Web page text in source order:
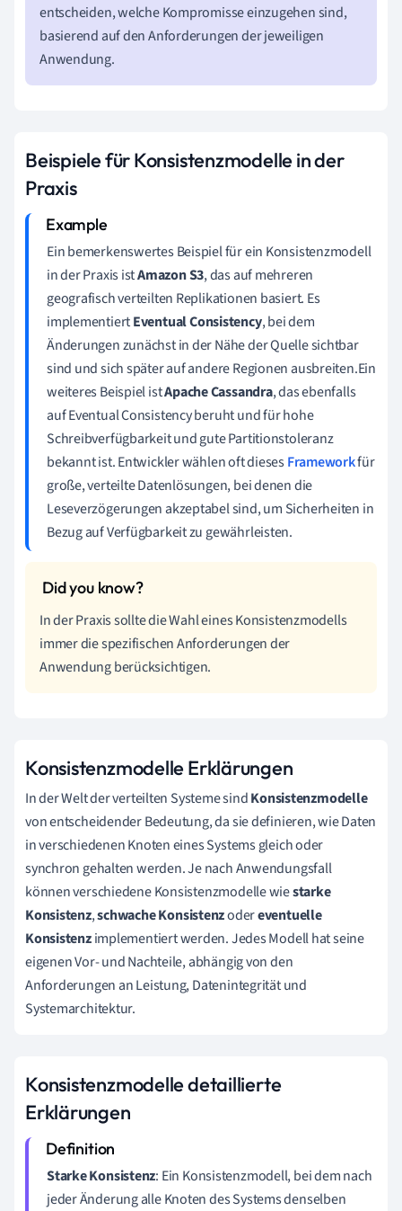
entscheiden, welche Kompromisse einzugehen sind,
basierend auf den Anforderungen der jeweiligen
Anwendung.
Beispiele für Konsistenzmodelle in der
Praxis
Ein bemerkenswertes Beispiel für ein Konsistenzmodell
in der Praxis istAmazon S3, das auf mehreren
geografisch verteilten Replikationen basiert. Es
implementiertEventual Consistency, bei dem
Änderungen zunächst in der Nähe der Quelle sichtbar
sind und sich später auf andere Regionen ausbreiten.Ein
weiteres Beispiel istApache Cassandra, das ebenfalls
auf Eventual Consistency beruht und für hohe
Schreibverfügbarkeit und gute Partitionstoleranz
bekannt ist. Entwickler wählen oft diesesFrameworkfür
große, verteilte Datenlösungen, bei denen die
Leseverzögerungen akzeptabel sind, um Sicherheiten in
Bezug auf Verfügbarkeit zu gewährleisten.
In der Praxis sollte die Wahl eines Konsistenzmodells
immer die spezifischen Anforderungen der
Anwendung berücksichtigen.
Konsistenzmodelle Erklärungen
In der Welt der verteilten Systeme sindKonsistenzmodelle
von entscheidender Bedeutung, da sie definieren, wie Daten
in verschiedenen Knoten eines Systems gleich oder
synchron gehalten werden. Je nach Anwendungsfall
können verschiedene Konsistenzmodelle wiestarke
Konsistenz,schwache Konsistenzodereventuelle
Konsistenzimplementiert werden. Jedes Modell hat seine
eigenen Vor- und Nachteile, abhängig von den
Anforderungen an Leistung, Datenintegrität und
Systemarchitektur.
Konsistenzmodelle detaillierte
Erklärungen
Starke Konsistenz: Ein Konsistenzmodell, bei dem nach
jeder Änderung alle Knoten des Systems denselben